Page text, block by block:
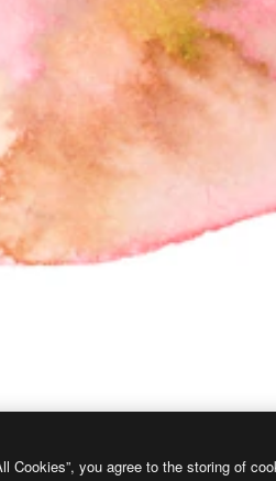
Cookies”, you agree to the storing of